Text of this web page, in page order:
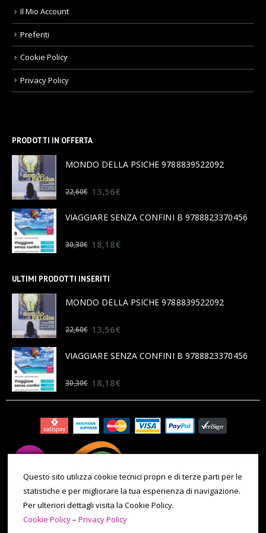
Il Mio Account
Preferiti
Cookie Policy
Privacy Policy
PRODOTTI IN OFFERTA
MONDO DELLA PSICHE 9788839522092
22,60€ 13,56€
VIAGGIARE SENZA CONFINI B 9788823370456
30,30€ 18,18€
ULTIMI PRODOTTI INSERITI
MONDO DELLA PSICHE 9788839522092
22,60€ 13,56€
VIAGGIARE SENZA CONFINI B 9788823370456
30,30€ 18,18€
© 2020 All Rights Reserved. P.IVA 09971180014 | Tel. 011 086 0069 |
Questo sito utilizza cookie tecnici propri e di terze parti per le
statistiche e per migliorare la tua esperienza di navigazione.
Per ulteriori dettagli visita la Cookie Policy.
Cookie Policy–Privacy Policy